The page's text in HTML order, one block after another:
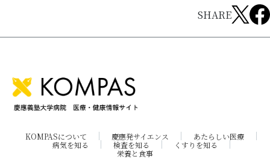
SHARE
KOMPASについて 慶應発サイエンス
あたらしい医療
病気を知る
検査を知る
くすりを知る
栄養と食事